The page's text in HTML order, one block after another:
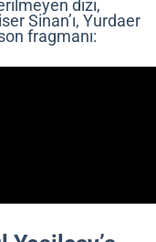
dizi,
Sinan’ı, Yurdaer
fragmanı: